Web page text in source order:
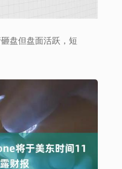
盘但盘面活跃，短